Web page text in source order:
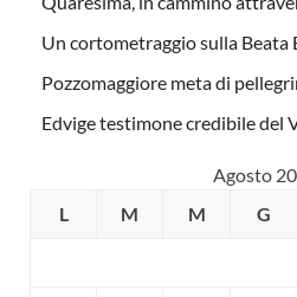
Un cortometraggio sulla Beata
Pozzomaggiore meta di
Edvige testimone credibile del
Agosto
L
M M G